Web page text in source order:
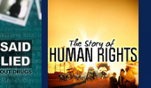
СМОТРЕТЬ